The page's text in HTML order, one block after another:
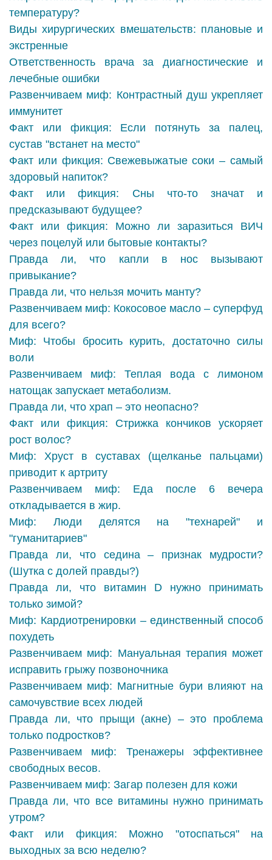
температуру?
Виды хирургических вмешательств: плановые и
экстренные
Ответственность врача за диагностические и
лечебные ошибки
Развенчиваем миф: Контрастный душ укрепляет
иммунитет
Факт или фикция: Если потянуть за палец,
сустав "встанет на место"
Факт или фикция: Свежевыжатые соки – самый
здоровый напиток?
Факт или фикция: Сны что-то значат и
предсказывают будущее?
Факт или фикция: Можно ли заразиться ВИЧ
через поцелуй или бытовые контакты?
Правда ли, что капли в нос вызывают
привыкание?
Правда ли, что нельзя мочить манту?
Развенчиваем миф: Кокосовое масло – суперфуд
для всего?
Миф: Чтобы бросить курить, достаточно силы
воли
Развенчиваем миф: Теплая вода с лимоном
натощак запускает метаболизм.
Правда ли, что храп – это неопасно?
Факт или фикция: Стрижка кончиков ускоряет
рост волос?
Миф: Хруст в суставах (щелканье пальцами)
приводит к артриту
Развенчиваем миф: Еда после 6 вечера
откладывается в жир.
Миф: Люди делятся на "технарей" и
"гуманитариев"
Правда ли, что седина – признак мудрости?
(Шутка с долей правды?)
Правда ли, что витамин D нужно принимать
только зимой?
Миф: Кардиотренировки – единственный способ
похудеть
Развенчиваем миф: Мануальная терапия может
исправить грыжу позвоночника
Развенчиваем миф: Магнитные бури влияют на
самочувствие всех людей
Правда ли, что прыщи (акне) – это проблема
только подростков?
Развенчиваем миф: Тренажеры эффективнее
свободных весов.
Развенчиваем миф: Загар полезен для кожи
Правда ли, что все витамины нужно принимать
утром?
Факт или фикция: Можно "отоспаться" на
выходных за всю неделю?